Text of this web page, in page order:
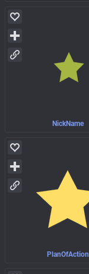
NickName
PlanOfAction